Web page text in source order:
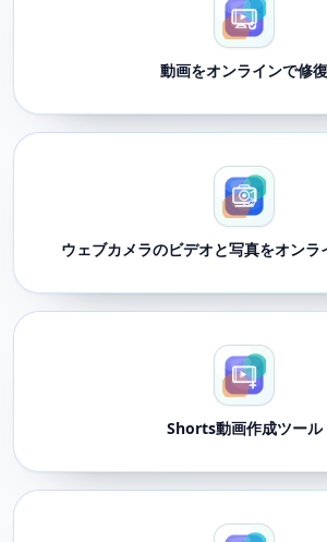
動画をオンラインで修復
ウェブカメラのビデオと写真をオンラ
Shorts動画作成ツール